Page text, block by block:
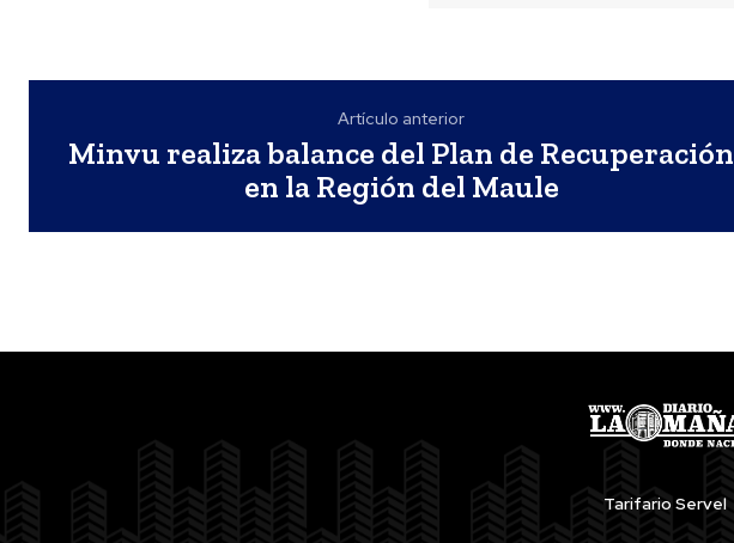
Artículo anterior
Minvu realiza balance del Plan de Recuperación
en la Región del Maule
Tarifario Servel